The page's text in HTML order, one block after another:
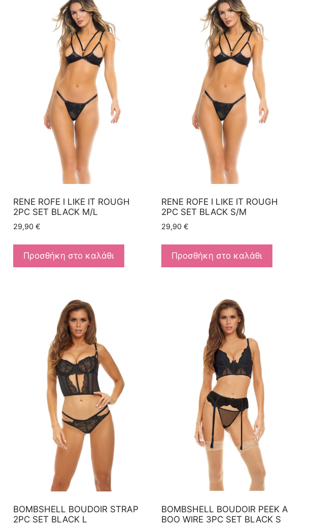
RENE ROFE I LIKE IT ROUGH
2PC SET BLACK M/L
29,90€
Προσθήκη στο καλάθι
RENE ROFE I LIKE IT ROUGH
2PC SET BLACK S/M
29,90 €
Προσθήκη στο καλάθι
BOMBSHELL BOUDOIR STRAP
2PC SET BLACK L
BOMBSHELL BOUDOIR PEEK A
BOO WIRE 3PC SET BLACK S